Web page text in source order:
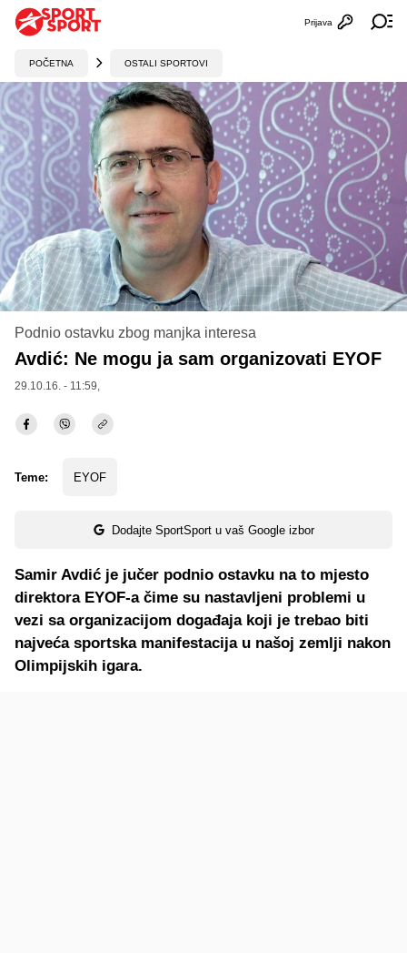
Otvori
Prijava
POČETNA OSTALI SPORTOVI
Podnio ostavku zbog manjka interesa
Avdić: Ne mogu ja sam organizovati EYOF
29.10.16. - 11:59,
Teme: EYOF
Dodajte SportSport u vaš Google izbor
Samir Avdić je jučer podnio ostavku na to mjesto
direktora EYOF-a čime su nastavljeni problemi u
vezi sa organizacijom događaja koji je trebao biti
najveća sportska manifestacija u našoj zemlji nakon
Olimpijskih igara.